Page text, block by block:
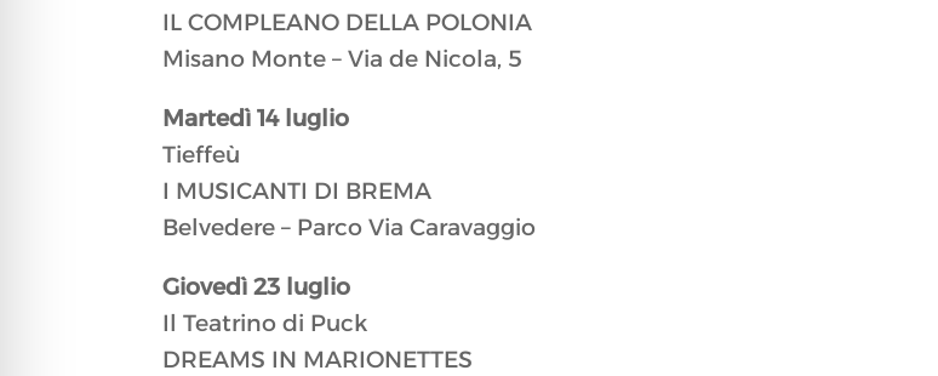
IL COMPLEANO DELLA POLONIA
Misano Monte – Via de Nicola, 5
​Martedì 14 luglio
Tieffeù
I MUSICANTI DI BREMA
Belvedere – Parco Via Caravaggio​
​Giovedì 23 luglio
Il Teatrino di Puck
DREAMS IN MARIONETTES